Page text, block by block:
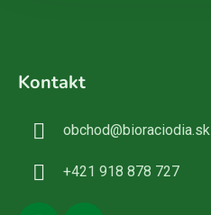
Kontakt
obchod@bioraciodia.sk
+421 918 878 727